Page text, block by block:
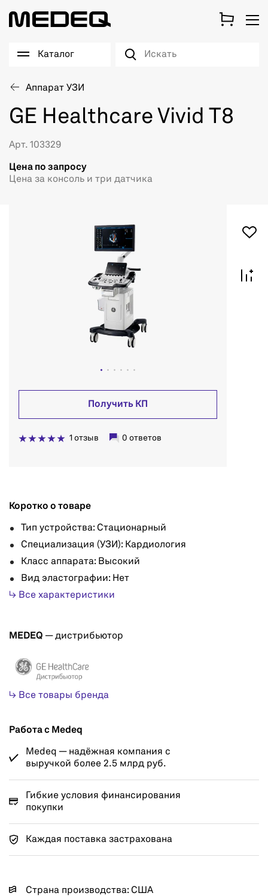
Каталог
Аппарат УЗИ
GE Healthcare Vivid T8
Арт. 103329
Цена по запросу
Цена за консоль и три датчика
Получить КП
1 отзыв 0 ответов
Коротко о товаре
Тип устройства: Стационарный
Специализация (УЗИ): Кардиология
Класс аппарата: Высокий
Вид эластографии: Нет
↳ Все характеристики
MEDEQ — дистрибьютор
↳ Все товары бренда
Работа с Medeq
Medeq — надёжная компания с
выручкой более 2.5 млрд руб.
Гибкие условия финансирования
покупки
Каждая поставка застрахована
Страна производства: США